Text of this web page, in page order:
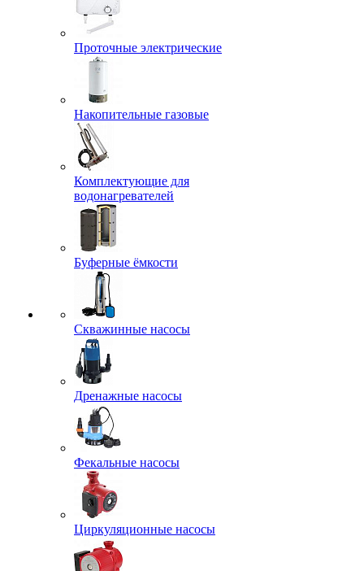
Проточные электрические
Накопительные газовые
Комплектующие для
водонагревателей
Буферные ёмкости
Скважинные насосы
Дренажные насосы
Фекальные насосы
Циркуляционные насосы